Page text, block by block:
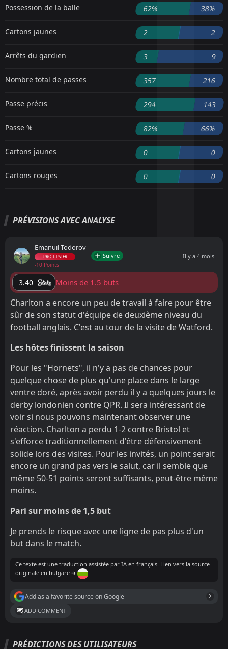
Possession de la balle 62% 38%
Cartons jaunes 2 2
Arrêts du gardien 3 9
Nombre total de passes 357 216
Passe précis 294 143
Passe % 82% 66%
Cartons jaunes 0 0
Cartons rouges 0 0
PRÉVISIONS AVEC ANALYSE
Emanuil Todorov
PRO TIPSTER
-10 Points
Suivre Il y a 4 mois
3.40 Moins de 1.5 buts
Charlton a encore un peu de travail à faire pour être
sûr de son statut d'équipe de deuxième niveau du
football anglais. C'est au tour de la visite de Watford.
Les hôtes finissent la saison
Pour les "Hornets", il n'y a pas de chances pour
quelque chose de plus qu'une place dans le large
ventre doré, après avoir perdu il y a quelques jours le
derby londonien contre QPR. Il sera intéressant de
voir si nous pouvons maintenant observer une
réaction. Charlton a perdu 1-2 contre Bristol et
s'efforce traditionnellement d'être défensivement
solide lors des visites. Pour les invités, un point serait
encore un grand pas vers le salut, car il semble que
même 50-51 points seront suffisants, peut-être même
moins.
Pari sur moins de 1,5 but
Je prends le risque avec une ligne de pas plus d'un
but dans le match.
Ce texte est une traduction assistée par IA en français. Lien vers la source
originale en bulgare ➔
Add as a favorite source on Google
ADD COMMENT
PRÉDICTIONS DES UTILISATEURS